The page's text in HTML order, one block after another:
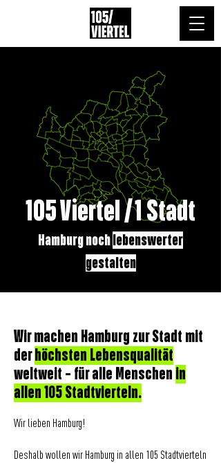
Hamburg nochlebenswerter
gestalten
105 Viertel /1 Stadt
Wir machen Hamburg zur Stadt mit
der höchsten Lebensqualität
weltweit – für alle Menschen in
allen 105 Stadtvierteln.
Wir lieben Hamburg!
Deshalb wollen wir Hamburg in allen 105 Stadtvierteln